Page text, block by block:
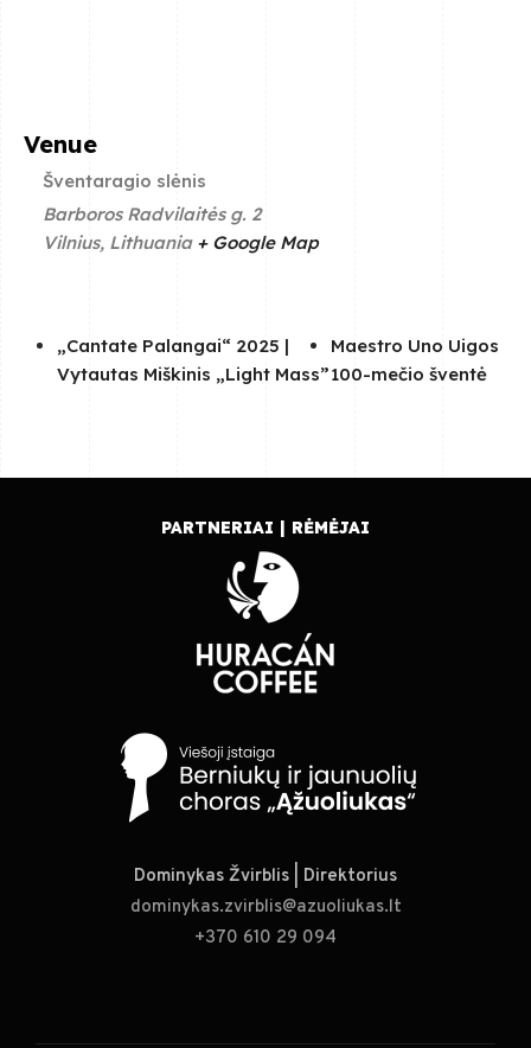
Venue
Šventaragio slėnis
Barboros Radvilaitės g. 2
Vilnius, Lithuania + Google Map
„Cantate Palangai“ 2025 |
Vytautas Miškinis „Light Mass”
Maestro Uno Uigos
100-mečio šventė
PARTNERIAI | RĖMĖJAI
Dominykas Žvirblis | Direktorius
dominykas.zvirblis@azuoliukas.lt
+370 610 29 094